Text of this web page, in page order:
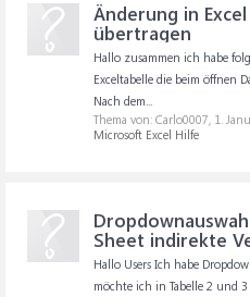
Änderung in
übertragen
Hallo zusammen ich habe
Exceltabelle die beim öffnen
Nach dem...
Thema von: Carlo0007, 1.
Microsoft Excel Hilfe
Sheet indirekte
Hallo Users Ich habe
möchte ich in Tabelle 2 und